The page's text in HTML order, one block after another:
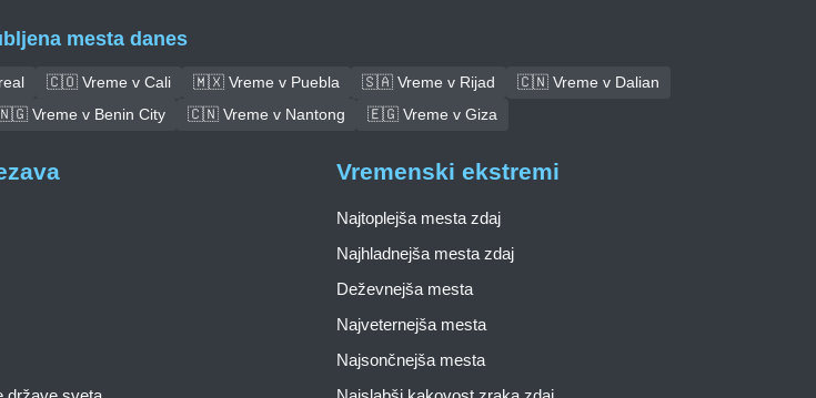
mesta danes
🇨🇴 Vreme v Cali 🇲🇽 Vreme v Puebla 🇸🇦 Vreme v Rijad
🇨🇳 Vreme v Dalian
Vreme v Benin City 🇨🇳 Vreme v Nantong 🇪🇬 Vreme v Giza
Vremenski ekstremi
Najtoplejša mesta zdaj
Najhladnejša mesta zdaj
Deževnejša mesta
Najveternejša mesta
Najsončnejša mesta